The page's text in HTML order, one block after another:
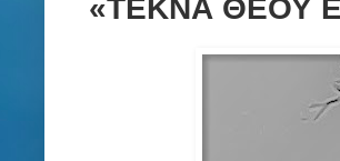
«ΤΕΚΝΑ ΘΕΟΥ